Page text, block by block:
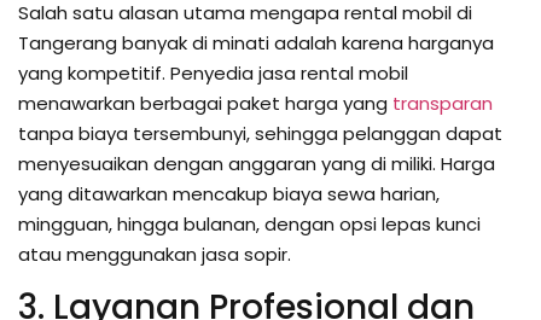
Salah satu alasan utama mengapa rental mobil di
Tangerang banyak di minati adalah karena harganya
yang kompetitif. Penyedia jasa rental mobil
menawarkan berbagai paket harga yang transparan
tanpa biaya tersembunyi, sehingga pelanggan dapat
menyesuaikan dengan anggaran yang di miliki. Harga
yang ditawarkan mencakup biaya sewa harian,
mingguan, hingga bulanan, dengan opsi lepas kunci
atau menggunakan jasa sopir.
3. Layanan Profesional dan